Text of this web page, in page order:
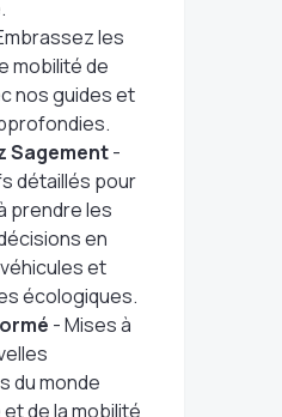
les
mobilité de
nos guides et
Sagement-
détaillés pour
prendre les
en
et
écologiques.
- Mises à
du monde
de la mobilité